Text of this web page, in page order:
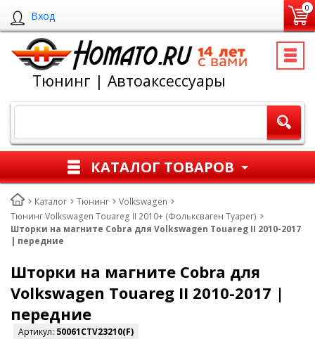
Вход
0
Тюнинг | Автоаксессуары
КАТАЛОГ ТОВАРОВ
Каталог Тюнинг
Volkswagen
Тюнинг Volkswagen Touareg II 2010+ (Фольксваген Туарег)
Шторки на магните Cobra для Volkswagen Touareg II 2010-2017
| передние
Шторки на магните Cobra для
Volkswagen Touareg II 2010-2017 |
передние
Артикул: 50061CTV23210(F)